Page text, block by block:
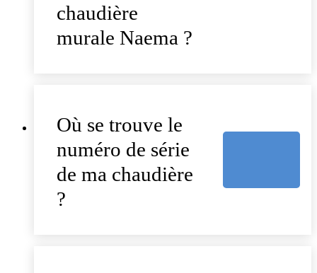
chaudière
murale Naema ?
Où se trouve le
numéro de série
de ma chaudière
?